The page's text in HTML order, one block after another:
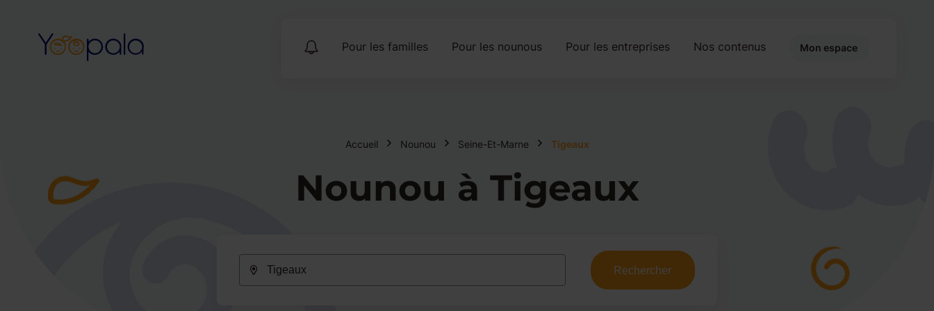
Pour les familles Pour les nounous Pour les entreprises Nos contenus Mon espace
Accueil Nounou Seine-Et-Marne Tigeaux
Nounou à Tigeaux
Rechercher